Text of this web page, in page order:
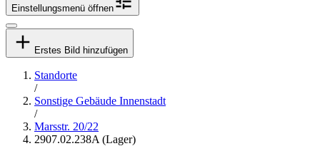
Einstellungsmenü öffnen
Erstes Bild hinzufügen
Standorte
/
Sonstige Gebäude Innenstadt
/
Marsstr. 20/22
2907.02.238A (Lager)